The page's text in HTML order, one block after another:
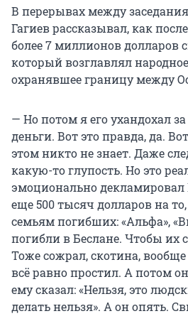
В перерывах между
Гагиев рассказывал, как
более 7 миллионов долларов
который возглавлял
охранявшее границу между
— Но потом я его ухандохал
деньги. Вот это правда, да.
этом никто не знает. Даже
какую-то глупость. Но это
эмоционально декламировал
еще 500 тысяч долларов на
семьям погибших: «Альфа»,
погибли в Беслане. Чтобы их
Тоже сожрал, скотина,
всё равно простил. А потом
ему сказал: «Нельзя, это
делать нельзя». А он опять.